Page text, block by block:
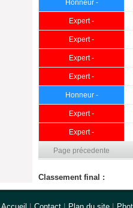
Honneur -
Expert -
Expert -
Expert -
Expert -
Honneur -
Expert -
Expert -
Page précedente
Classement final :